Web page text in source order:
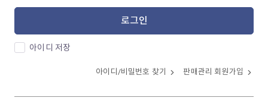
로그인
아이디 저장
아이디/비밀번호 찾기 판매관리 회원가입